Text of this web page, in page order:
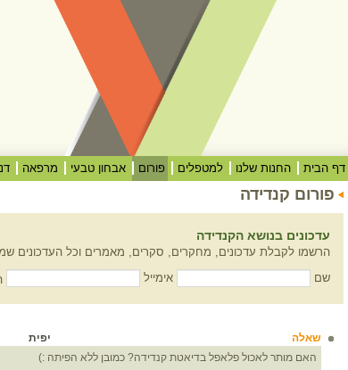
דף הבית החנות שלנו למטפלים פורום אבחון טבעי מרפאה
פורום קנדידה
עדכונים בנושא הקנדידה
הרשמו לקבלת עדכונים, מחקרים, סקרים, מאמרים וכל העדכונים
שם
אימייל
שאלה יפית
האם מותר לאכול פלאפל בדיאטת קנדידה? כמובן ללא הפיתה :)